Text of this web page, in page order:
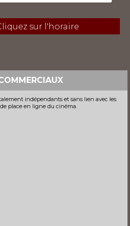
sur l'horaire
indépendants et sans lien avec les
place en ligne du cinéma.